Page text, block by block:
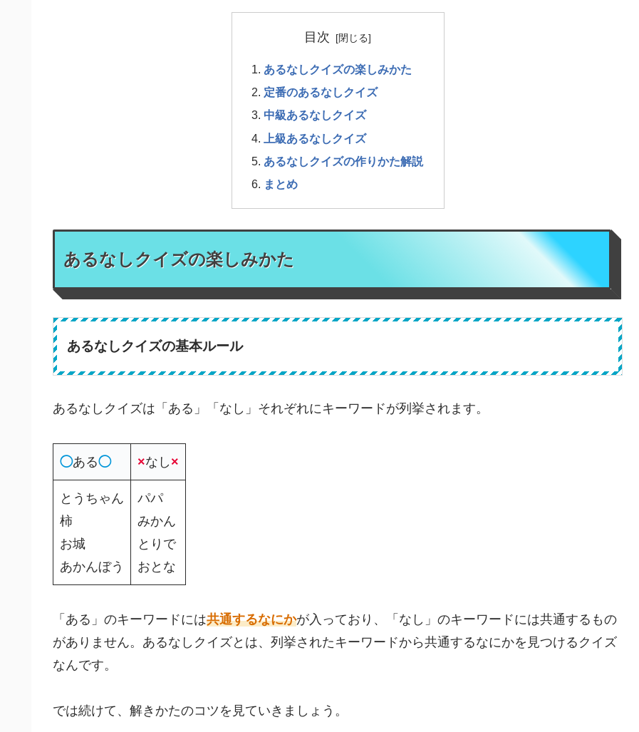
目次
あるなしクイズの楽しみかた
定番のあるなしクイズ
中級あるなしクイズ
上級あるなしクイズ
あるなしクイズの作りかた解説
まとめ
あるなしクイズの楽しみかた
あるなしクイズの基本ルール
あるなしクイズは「ある」「なし」それぞれにキーワードが列挙されます。
◯ある◯ ×なし ×
とうちゃん
柿
お城
あかんぼう
パパ
みかん
とりで
おとな
「ある」のキーワードには共通するなにかが入っており、「なし」のキーワードには共通するもの
がありません。あるなしクイズとは、列挙されたキーワードから共通するなにかを見つけるクイズ
なんです。
では続けて、解きかたのコツを見ていきましょう。